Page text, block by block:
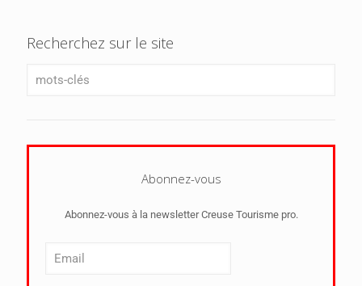
Recherchez sur le site
Abonnez-vous
Abonnez-vous à la newsletter Creuse Tourisme pro.